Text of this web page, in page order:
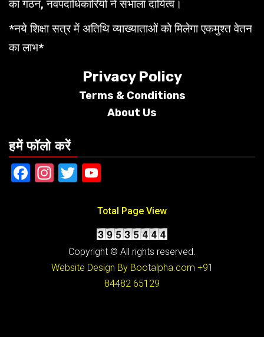
का गठन, नवपदाधिकारियों ने संभाला दायित्व।
*नये शिक्षा सत्र में अतिथि व्याख्याताओं को मिलेगा एकमुश्त वेतन
का लाभ*
Privacy Policy
Terms & Conditions
About Us
हमें फॉलो करें
Facebook
Instagram
Twitter
Total Page View
Copyright © All rights reserved.
Website Design By Bootalpha.com +91
84482 65129